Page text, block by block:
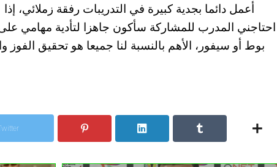
أعمل دائما بجدية كبيرة في التدريبات رفقة زملائي، إذا
احتاجني المدرب للمشاركة سأكون جاهزا لتأدية مهامي
بوط أو سيفور، الأهم بالنسبة لنا جميعا هو تحقيق الفوز